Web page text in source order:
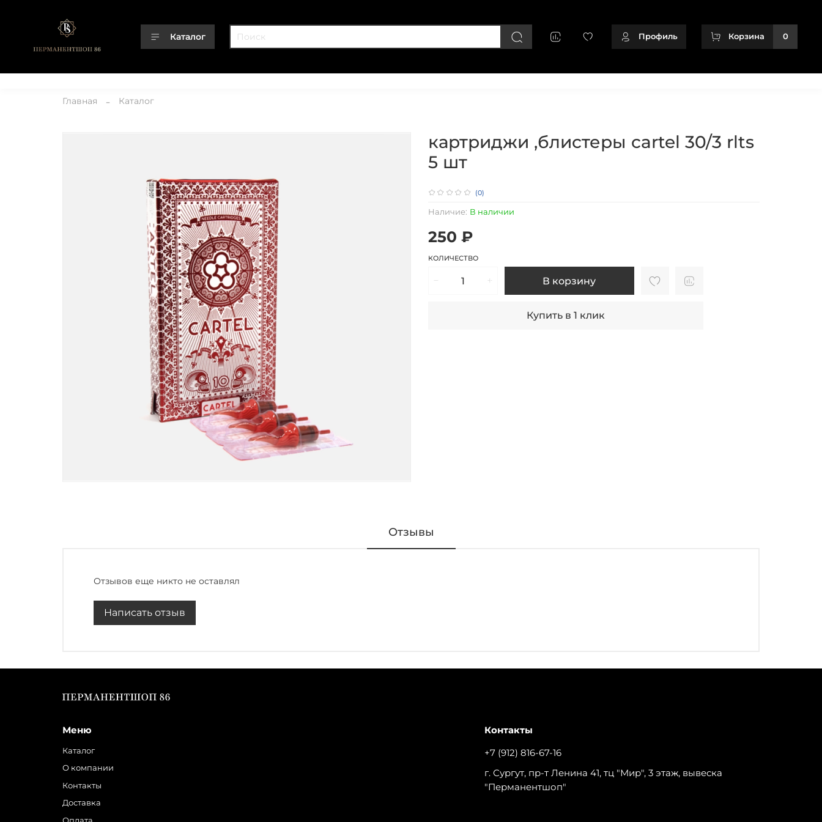
Каталог Профиль Корзина 0
Главная Каталог
(0)
Наличие: В наличии
картриджи ,блистеры cartel 30/3 rlts
5 шт
250 ₽
КОЛИЧЕСТВО
В корзину
Купить в 1 клик
Отзывы
Отзывов еще никто не оставлял
Написать отзыв
Меню
Каталог
О компании
Контакты
Доставка
Контакты
+7 (912) 816-67-16
г. Сургут, пр-т Ленина 41, тц "Мир", 3 этаж, вывеска
"Перманентшоп"